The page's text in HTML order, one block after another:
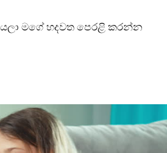
මගේ හදවත පෙරළි කරන්න